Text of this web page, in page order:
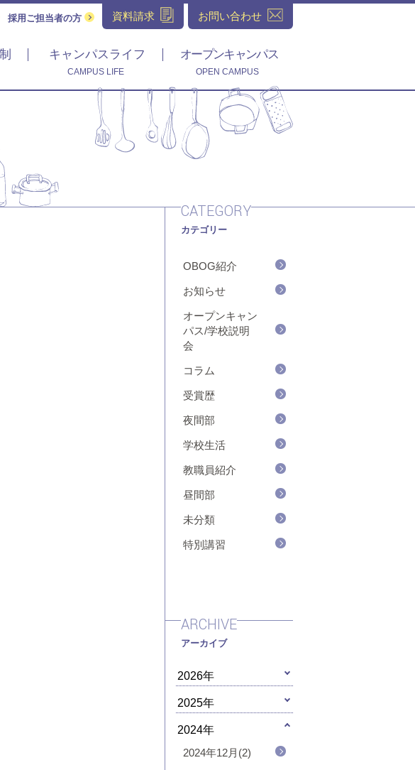
採用ご担当者の方 資料請求 お問い合わせ
キャンパスライフ
CAMPUS LIFE
オープンキャンパス
OPEN CAMPUS
CATEGORY
カテゴリー
OBOG紹介
お知らせ
オープンキャン
パス/学校説明
会
コラム
受賞歴
夜間部
学校生活
教職員紹介
昼間部
未分類
特別講習
ARCHIVE
アーカイブ
2026年
2025年
2024年
2024年12月(2)